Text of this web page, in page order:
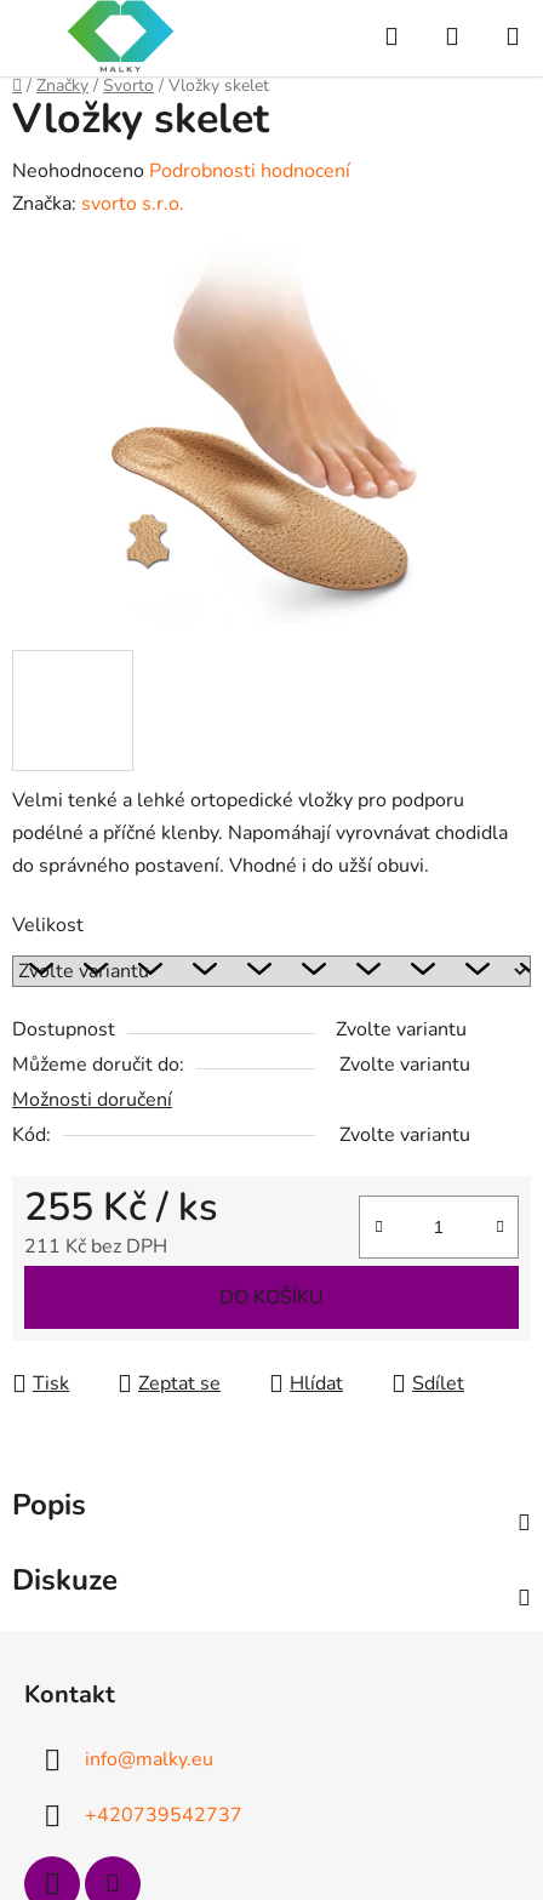
Hledat
KOŠÍK
Domů
/ Značky / Svorto / Vložky skelet
Velmi tenké a lehké ortopedické vložky pro podporu
podélné a příčné klenby. Napomáhají vyrovnávat chodidla
do správného postavení. Vhodné i do užší obuvi.
Velikost
Dostupnost
Zvolte variantu
Můžeme doručit do:
Zvolte variantu
Možnosti doručení
Kód:
Zvolte variantu
255 Kč/ ks
211 Kč bez DPH
DO KOŠÍKU
Tisk Zeptat se Hlídat Sdílet
Vložky skelet
Průměrné
hodnocení
Neohodnoceno Podrobnosti hodnocení
Značka: svorto s.r.o.
Popis
Diskuze
Kontakt
info@malky.eu
+420739542737